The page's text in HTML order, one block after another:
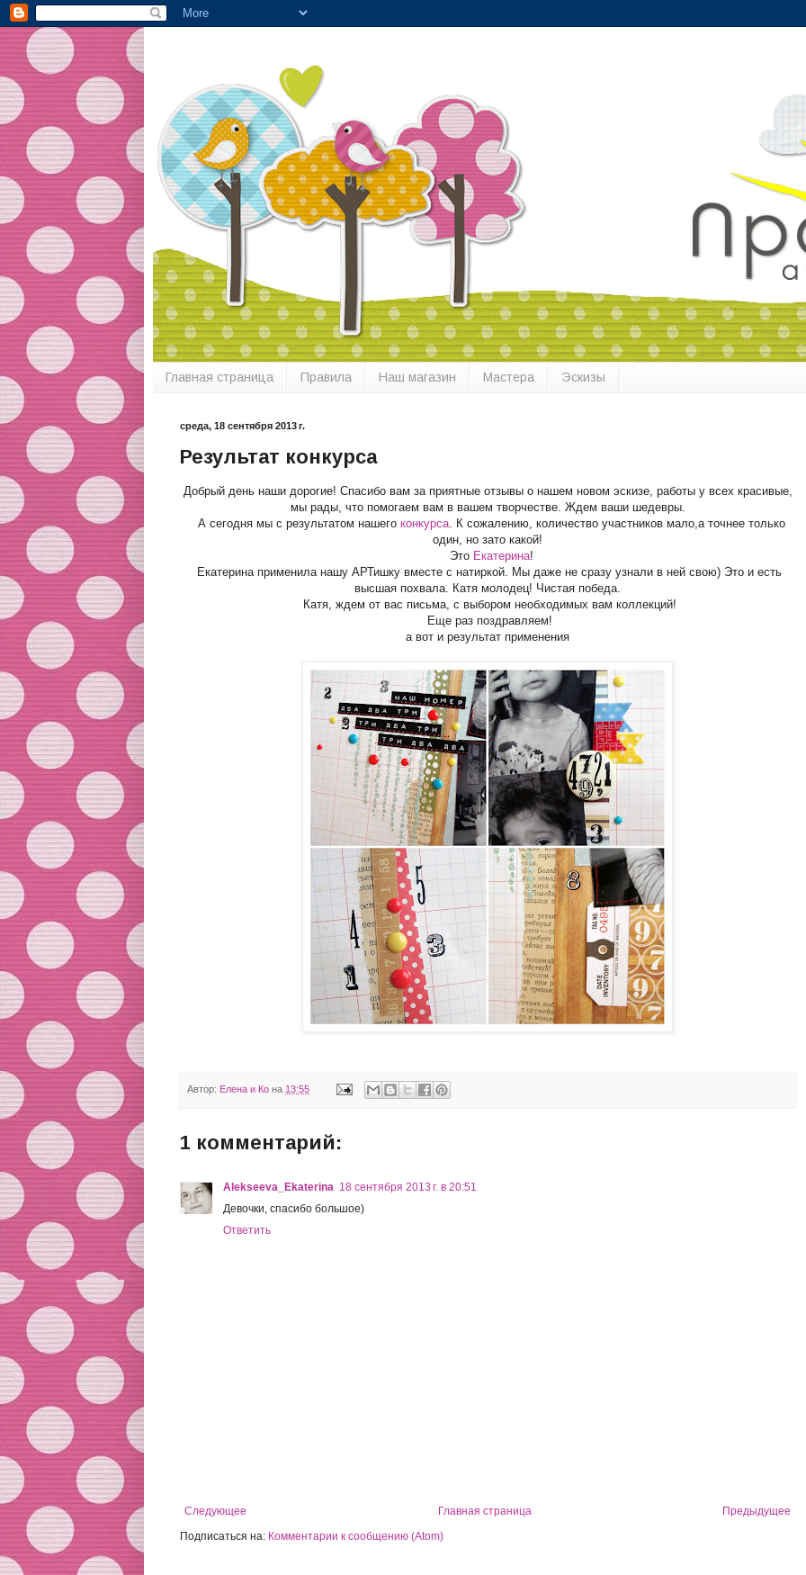
Главная страница Правила Наш магазин Мастера Эскизы
среда, 18 сентября 2013 г.
Результат конкурса
Добрый день наши дорогие! Спасибо вам за приятные отзывы о нашем новом эскизе, работы у всех красивые,
мы рады, что помогаем вам в вашем творчестве. Ждем ваши шедевры.
А сегодня мы с результатом нашего конкурса. К сожалению, количество участников мало,а точнее только
один, но зато какой!
ЭтоЕкатерина!
Екатерина применила нашу АРТишку вместе с натиркой. Мы даже не сразу узнали в ней свою) Это и есть
высшая похвала. Катя молодец! Чистая победа.
Катя, ждем от вас письма, с выбором необходимых вам коллекций!
Еще раз поздравляем!
а вот и результат применения
Автор: Елена и Ко на 13:55
1 комментарий:
Alekseeva_Ekaterina 18 сентября 2013 г. в 20:51
Девочки, спасибо большое)
Ответить
Следующее Предыдущее
Главная страница
Подписаться на: Комментарии к сообщению (Atom)